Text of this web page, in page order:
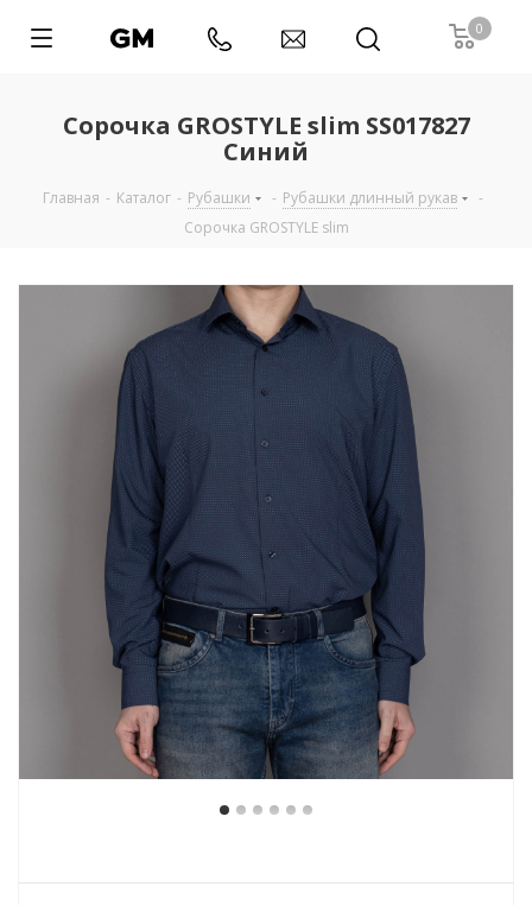
0
Сорочка GROSTYLE slim SS017827
Синий
Главная - Каталог - Рубашки - Рубашки длинный рукав
-
Сорочка GROSTYLE slim